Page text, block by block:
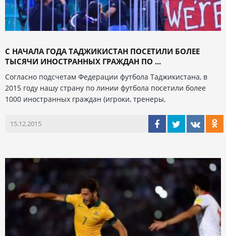
С НАЧАЛА ГОДА ТАДЖИКИСТАН ПОСЕТИЛИ БОЛЕЕ
ТЫСЯЧИ ИНОСТРАННЫХ ГРАЖДАН ПО ...
Согласно подсчетам Федерации футбола Таджикистана, в
2015 году нашу страну по линии футбола посетили более
1000 иностранных граждан (игроки, тренеры,
15.12.2015